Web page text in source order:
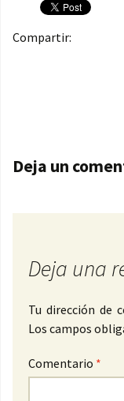
Compartir:
Deja un
Deja una
Tu dirección de
Los campos
Comentario *